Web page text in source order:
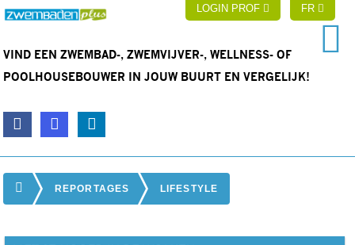
LOGIN PROF FR
VIND EEN ZWEMBAD-, ZWEMVIJVER-, WELLNESS- OF
POOLHOUSEBOUWER IN JOUW BUURT EN VERGELIJK!
REPORTAGES LIFESTYLE